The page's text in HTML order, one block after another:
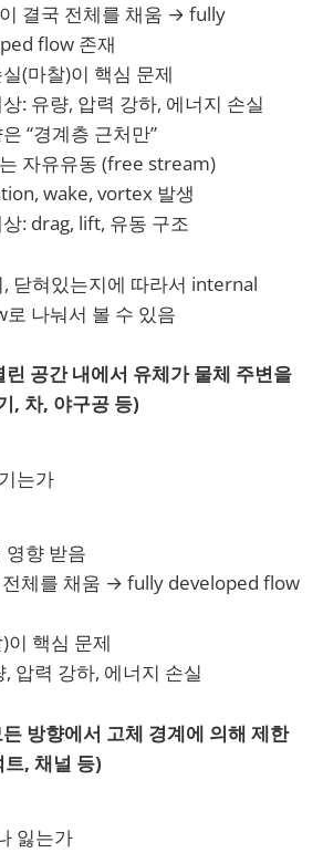
결국 전체를 채움 → fully
flow 존재
(마찰)이 핵심 문제
: 유량, 압력 강하, 에너지 손실
“경계층 근처만”
자유유동 (free stream)
wake, vortex 발생
: drag, lift, 유동 구조
닫혀있는지에 따라서 internal
나눠서 볼 수 있음
공간 내에서 유체가 물체 주변을
, 차, 야구공 등)
는가
영향 받음
전체를 채움 → fully developed flow
이 핵심 문제
압력 강하, 에너지 손실
방향에서 고체 경계에 의해 제한
, 채널 등)
잃는가